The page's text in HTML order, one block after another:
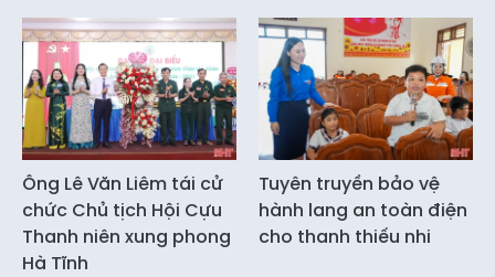
Ông Lê Văn Liêm tái cử
chức Chủ tịch Hội Cựu
Thanh niên xung phong
Hà Tĩnh
Tuyên truyền bảo vệ
hành lang an toàn điện
cho thanh thiếu nhi